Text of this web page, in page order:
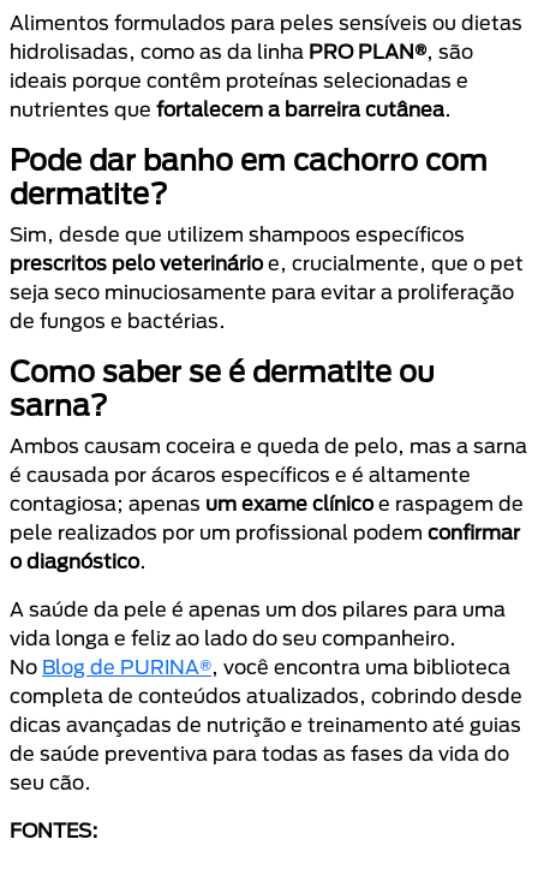
Alimentos formulados para peles sensíveis ou dietas
hidrolisadas, como as da linha PRO PLAN®, são
ideais porque contêm proteínas selecionadas e
nutrientes que fortalecem a barreira cutânea.
Pode dar banho em cachorro com
dermatite?
Sim, desde que utilizem shampoos específicos
prescritos pelo veterinárioe, crucialmente, que o pet
seja seco minuciosamente para evitar a proliferação
de fungos e bactérias.
Como saber se é dermatite ou
sarna?
Ambos causam coceira e queda de pelo, mas a sarna
é causada por ácaros específicos e é altamente
contagiosa; apenas um exame clínicoe raspagem de
pele realizados por um profissional podem confirmar
o diagnóstico.
A saúde da pele é apenas um dos pilares para uma
vida longa e feliz ao lado do seu companheiro.
No Blog de PURINA®, você encontra uma biblioteca
completa de conteúdos atualizados, cobrindo desde
dicas avançadas de nutrição e treinamento até guias
de saúde preventiva para todas as fases da vida do
seu cão.
FONTES: